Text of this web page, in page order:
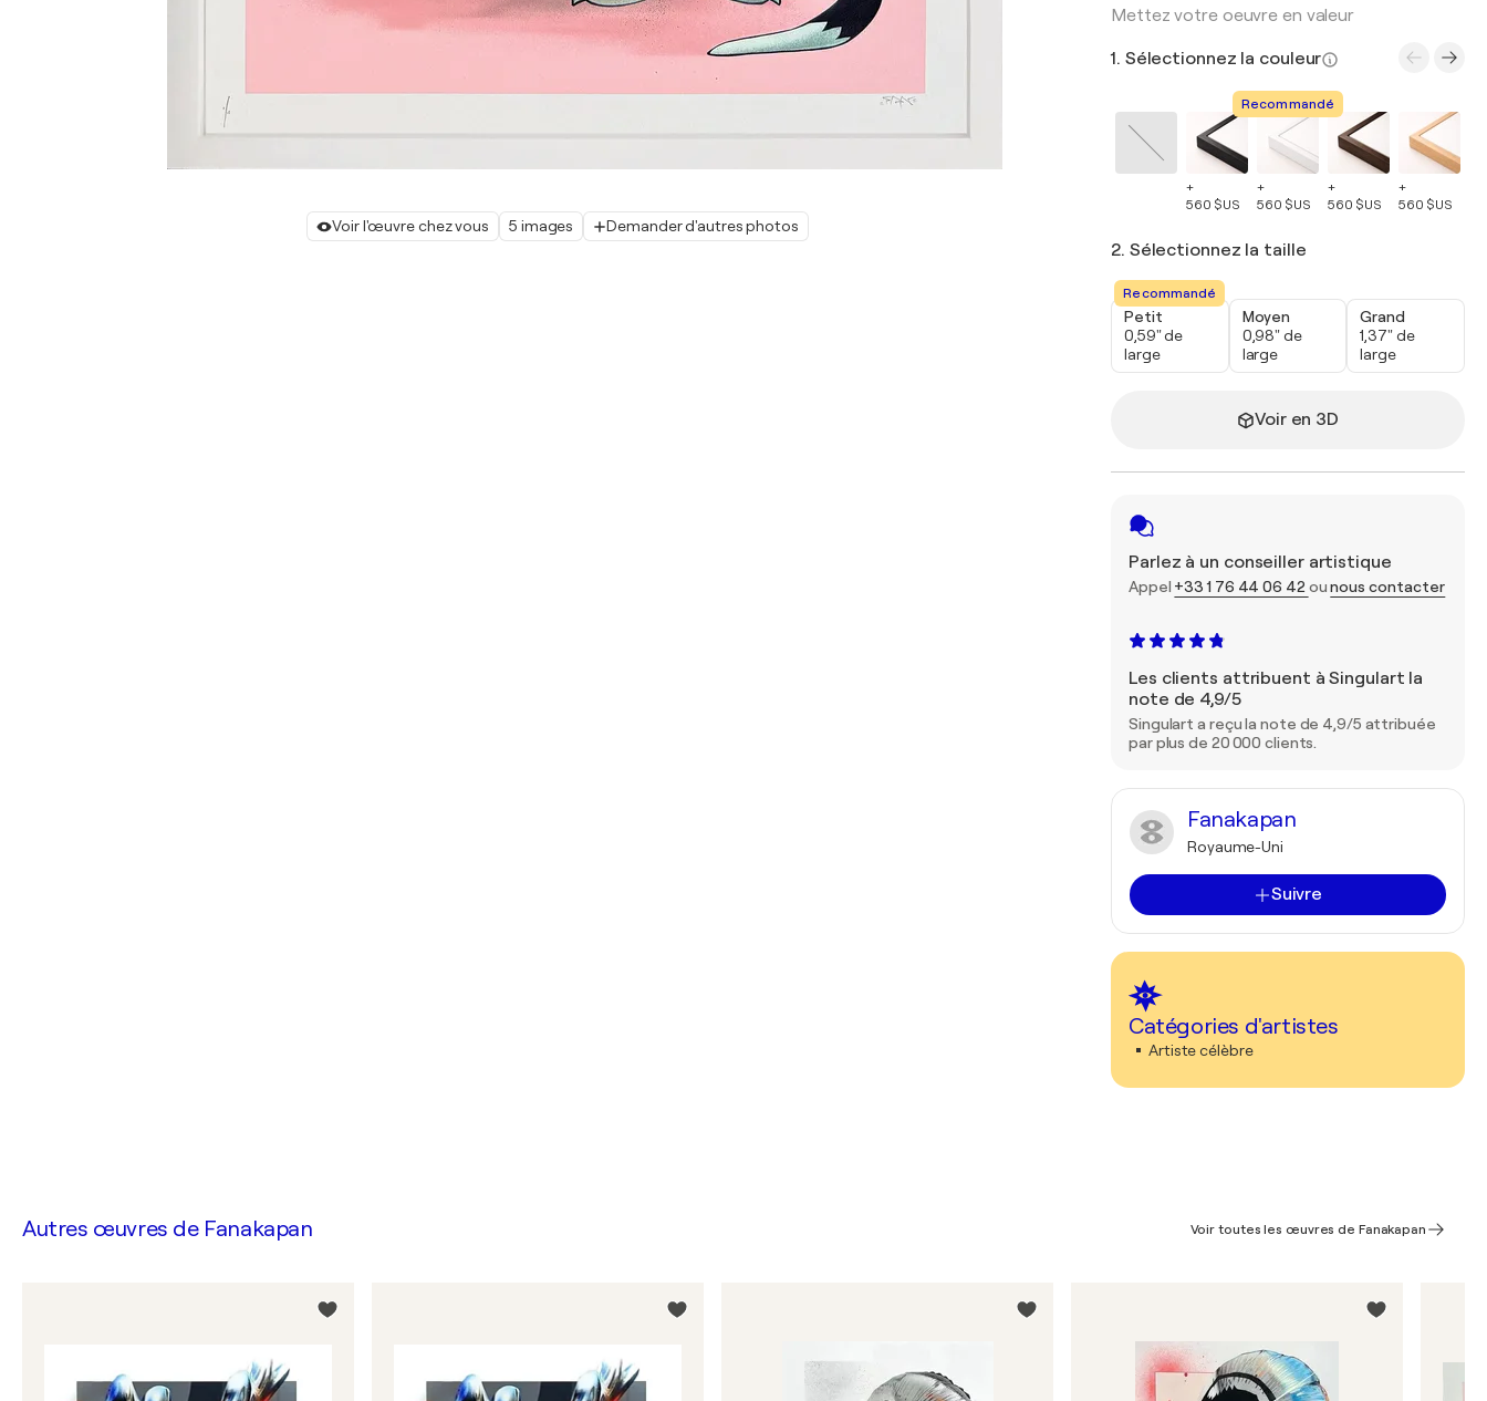
Voir l'œuvre chez vous 5 images Demander d'autres photos
Mettez votre oeuvre en valeur
1. Sélectionnez la couleur
+
560 $US
Recommandé
+
560 $US
+
560 $US
+
560 $US
2. Sélectionnez la taille
Recommandé
Petit
0,59" de
large
Moyen
0,98" de
large
Grand
1,37" de
large
Voir en 3D
Parlez à un conseiller artistique
Appel +33 1 76 44 06 42 ounous contacter
Les clients attribuent à Singulart la
note de 4,9/5
Singulart a reçu la note de 4,9/5 attribuée
par plus de 20 000 clients.
Fanakapan
Royaume-Uni
Suivre
Catégories d'artistes
Artiste célèbre
Autres œuvres de Fanakapan Voir toutes les œuvres de Fanakapan